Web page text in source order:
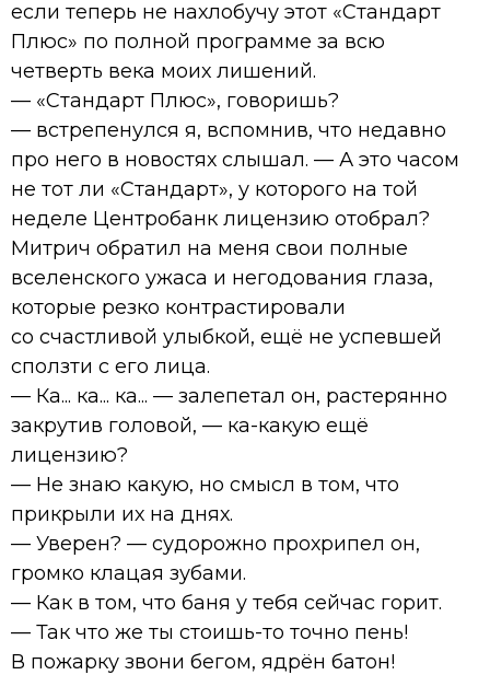
если теперь не нахлобучу этот «Стандарт
Плюс» по полной программе за всю
четверть века моих лишений.
— «Стандарт Плюс», говоришь?
— встрепенулся я, вспомнив, что недавно
про него в новостях слышал. — А это часом
не тот ли «Стандарт», у которого на той
неделе Центробанк лицензию отобрал?
Митрич обратил на меня свои полные
вселенского ужаса и негодования глаза,
которые резко контрастировали
со счастливой улыбкой, ещё не успевшей
сползти с его лица.
— Ка... ка... ка... — залепетал он, растерянно
закрутив головой, — ка-какую ещё
лицензию?
— Не знаю какую, но смысл в том, что
прикрыли их на днях.
— Уверен? — судорожно прохрипел он,
громко клацая зубами.
— Как в том, что баня у тебя сейчас горит.
— Так что же ты стоишь-то точно пень!
В пожарку звони бегом, ядрён батон!